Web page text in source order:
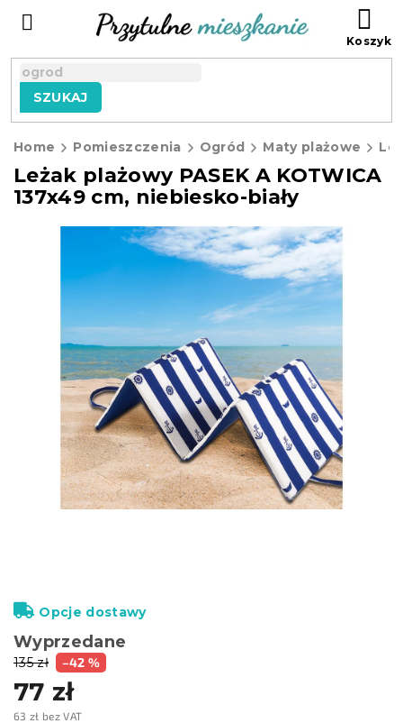
SZUKAJ
Home Pomieszczenia Ogród Maty plażowe
Leżak plażowy PASEK A KOTWICA
137x49 cm, niebiesko-biały
135 zł –42 %
77 zł
63 zł bez VAT
Wyprzedane
Opcje dostawy